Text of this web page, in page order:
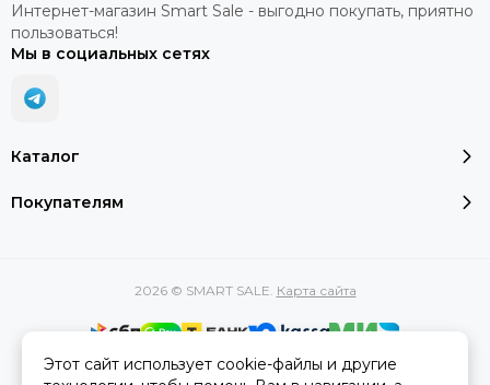
Каталог
Покупателям
Интернет-магазин Smart Sale - выгодно покупать, приятно
пользоваться!
Мы в социальных сетях
2026 © SMART SALE. Карта сайта
Вся представленная на сайте информация, касающаяся
Этот сайт использует cookie-файлы и другие